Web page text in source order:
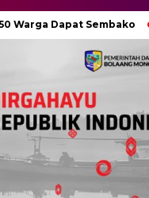
Dapat Sembako